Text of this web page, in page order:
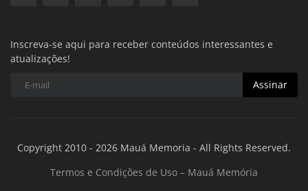
Inscreva-se aqui para receber conteúdos interessantes e
atualizações!
Assinar
Copyright 2010 - 2026 Mauá Memoria - All Rights Reserved.
Termos e Condições de Uso – Mauá Memória